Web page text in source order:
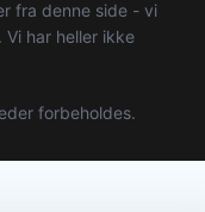
fra denne side - vi
har heller ikke
forbeholdes.